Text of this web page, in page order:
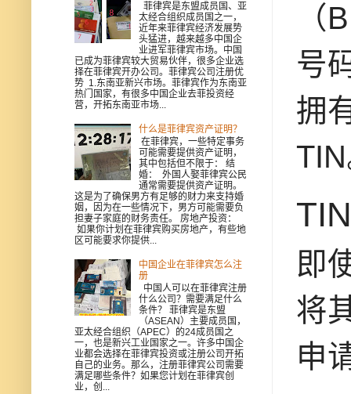
号
拥
即
将
申
菲律宾是东盟成员国、亚
太经合组织成员国之一，
近年来菲律宾经济发展势
头猛进，越来越多中国企
业进军菲律宾市场。中国
已成为菲律宾较大贸易伙伴，很多企业选
择在菲律宾开办公司。菲律宾公司注册优
势 1.东南亚新兴市场。菲律宾作为东南亚
热门国家，有很多中国企业去菲投资经
营，开拓东南亚市场...
什么是菲律宾资产证明？
在菲律宾，一些特定事务
可能需要提供资产证明，
其中包括但不限于： 结
婚： 外国人娶菲律宾公民
通常需要提供资产证明。
这是为了确保男方有足够的财力来支持婚
姻，因为在一些情况下，男方可能需要负
担妻子家庭的财务责任。 房地产投资：
如果你计划在菲律宾购买房地产，有些地
区可能要求你提供...
中国企业在菲律宾怎么注
册
中国人可以在菲律宾注册
什么公司？需要满足什么
条件？ 菲律宾是东盟
（ASEAN）主要成员国，
亚太经合组织（APEC）的24成员国之
一，也是新兴工业国家之一。许多中国企
业都会选择在菲律宾投资或注册公司开拓
自己的业务。那么，注册菲律宾公司需要
满足哪些条件？如果您计划在菲律宾创
业，创...